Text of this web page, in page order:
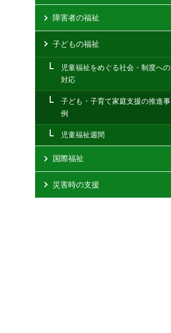
障害者の福祉
子どもの福祉
児童福祉をめぐる社会・制度への
対応
子ども・子育て家庭支援の推進事
例
児童福祉週間
国際福祉
災害時の支援